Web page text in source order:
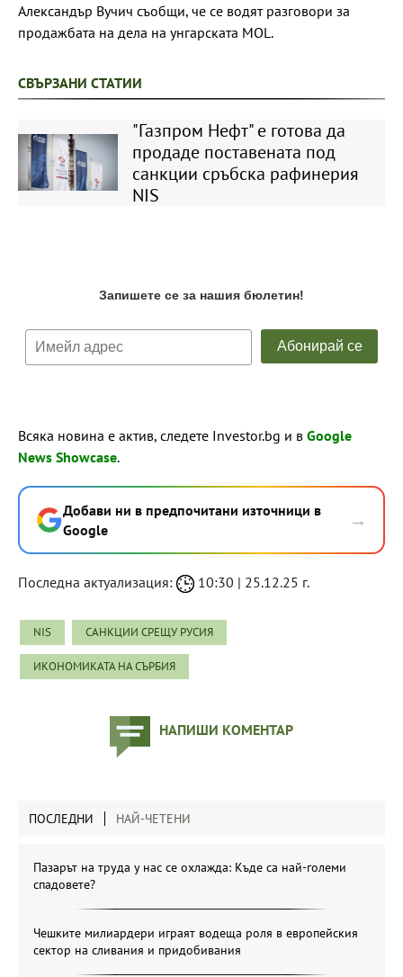
Александър Вучич съобщи, че се водят разговори за
продажбата на дела на унгарската MOL.
СВЪРЗАНИ СТАТИИ
"Газпром Нефт" е готова да
продаде поставената под
санкции сръбска рафинерия
NIS
Всяка новина е актив, следете Investor.bg и в Google
News Showcase.
Добави ни в предпочитани източници в
Google
→
Последна актуализация: 10:30 | 25.12.25 г.
NIS САНКЦИИ СРЕЩУ РУСИЯ
ИКОНОМИКАТА НА СЪРБИЯ
НАПИШИ КОМЕНТАР
ПОСЛЕДНИ НАЙ-ЧЕТЕНИ
Пазарът на труда у нас се охлажда: Къде са най-големи
спадовете?
Чешките милиардери играят водеща роля в европейския
сектор на сливания и придобивания